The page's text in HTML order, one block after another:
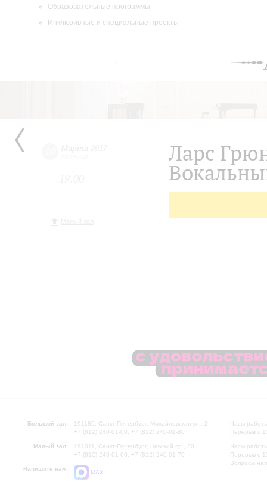
Образовательные программы
Инклюзивные и специальные проекты
Ларс
Большой зал:
191186, Санкт-Петербург, Михайловская ул., 2
+7 (812) 240-01-00, +7 (812) 240-01-80
Малый зал:
191011, Санкт-Петербург, Невский пр., 30
+7 (812) 240-01-00, +7 (812) 240-01-70
Напишите нам:
MAX
Часы
Перерыв с
Часы
Перерыв с
Вопросы